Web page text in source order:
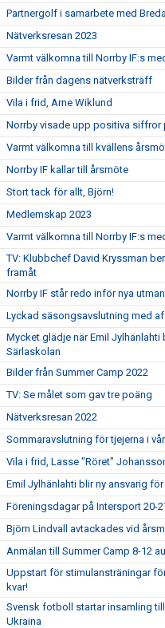
Partnergolf i samarbete med
Nätverksresan 2023
Varmt välkomna till Norrby IF:s
Bilder från dagens nätverksträff
Vila i frid, Arne Wiklund
Norrby visade upp positiva siffror
Varmt välkomna till kvällens
Norrby IF kallar till årsmöte
Stort tack för allt, Björn!
Medlemskap 2023
Varmt välkomna till Norrby IF:s
TV: Klubbchef David Kryssman
framåt
Norrby IF står redo inför nya
Lyckad säsongsavslutning med
Mycket glädje när Emil Jylhänlahti
Särlaskolan
Bilder från Summer Camp 2022
TV: Se målet som gav tre poäng
Nätverksresan 2022
Sommaravslutning för tjejerna i
Vila i frid, Lasse "Röret"
Emil Jylhänlahti blir ny ansvarig
Föreningsdagar på Intersport 20-
Björn Lindvall avtackades vid
Anmälan till Summer Camp 8-12
Uppstart för stimulansträningar
kvar!
Svensk fotboll startar insamling
Ukraina